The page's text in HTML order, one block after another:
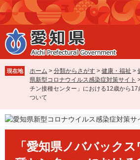
ペ
ー
ジ
の
先
で
す
メ
ニ
ュ
ー
を
ば
し
へ
現在地 ホーム > 分類からさがす > 健康・福祉 >
県新型コロナウイルス感染症対策サイト
チン接種センター」における12歳から
ついて
「愛知県ノババック